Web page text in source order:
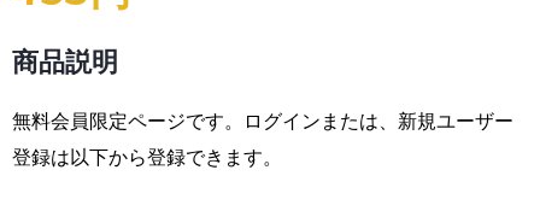
商品説明
無料会員限定ページです。ログインまたは、新規ユーザー
登録は以下から登録できます。